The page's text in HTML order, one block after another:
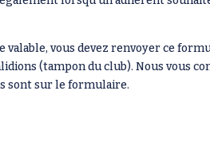
valable, vous devez renvoyer ce
(tampon du club). Nous vous
sont sur le formulaire.